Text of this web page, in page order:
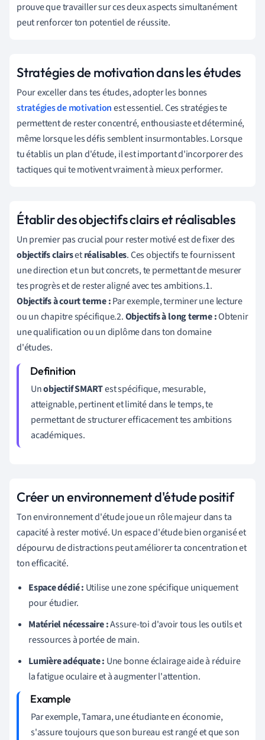
prouve que travailler sur ces deux aspects simultanément
peut renforcer ton potentiel de réussite.
Stratégies de motivation dans les études
Pour exceller dans tes études, adopter les bonnes
stratégies de motivationest essentiel. Ces stratégies te
permettent de rester concentré, enthousiaste et déterminé,
même lorsque les défis semblent insurmontables. Lorsque
tu établis un plan d'étude, il est important d'incorporer des
tactiques qui te motivent vraiment à mieux performer.
Établir des objectifs clairs et réalisables
Un premier pas crucial pour rester motivé est de fixer des
objectifs clairsetréalisables. Ces objectifs te fournissent
une direction et un but concrets, te permettant de mesurer
tes progrès et de rester aligné avec tes ambitions.1.
Objectifs à court terme :Par exemple, terminer une lecture
ou un chapitre spécifique.2.Objectifs à long terme :Obtenir
une qualification ou un diplôme dans ton domaine
d'études.
Unobjectif SMARTest spécifique, mesurable,
atteignable, pertinent et limité dans le temps, te
permettant de structurer efficacement tes ambitions
académiques.
Créer un environnement d'étude positif
Ton environnement d'étude joue un rôle majeur dans ta
capacité à rester motivé. Un espace d'étude bien organisé et
dépourvu de distractions peut améliorer ta concentration et
ton efficacité.
Espace dédié : Utilise une zone spécifique uniquement
pour étudier.
Matériel nécessaire :Assure-toi d'avoir tous les outils et
ressources à portée de main.
Lumière adéquate : Une bonne éclairage aide à réduire
la fatigue oculaire et à augmenter l'attention.
Par exemple, Tamara, une étudiante en économie,
s'assure toujours que son bureau est rangé et que son